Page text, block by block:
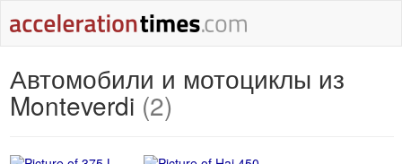
Автомобили и мотоциклы из
Monteverdi (2)